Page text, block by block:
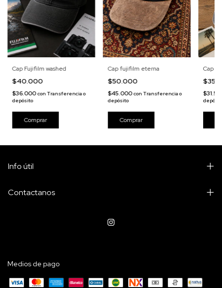
Cap Fujifilm washed
$40.000
$36.000con Transferencia o
depósito
Cap fujifilm eterna
$50.000
$45.000conTransferencia o
depósito
Cap
Info útil
Contactanos
Medios de pago